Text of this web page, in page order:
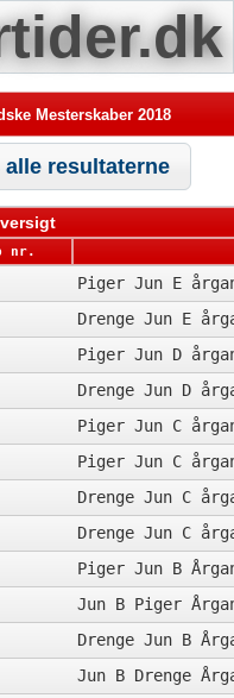
Mesterskaber 2018
alle resultaterne
nr.
Piger Jun E
Drenge Jun E
Piger Jun D
Drenge Jun D
Piger Jun C
Piger Jun C
Drenge Jun C
Drenge Jun C
Piger Jun B
Jun B Piger
Drenge Jun B
Jun B Drenge